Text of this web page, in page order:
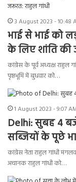
3 August 2023 - 10:48
भाई से भाई को
के लिए शांति की
कांग्रेस के पूर्व अध्यक्ष राहुल
पृष्ठभूमि में बुधवार को…
1 August 2023 - 9:07
Delhi: सुबह 4
सब्जियों के पूछे
कांग्रेस नेता राहुल गांधी
अचानक राहुल गांधी को…